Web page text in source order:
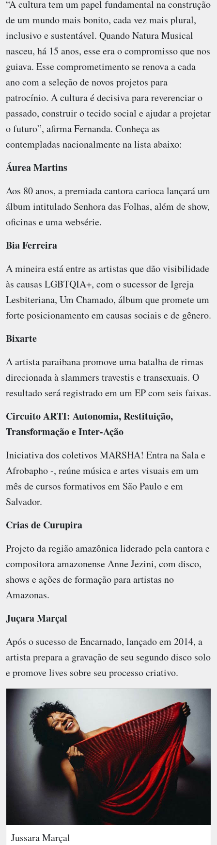
“A cultura tem um papel fundamental na construção
de um mundo mais bonito, cada vez mais plural,
inclusivo e sustentável. Quando Natura Musical
nasceu, há 15 anos, esse era o compromisso que nos
guiava. Esse comprometimento se renova a cada
ano com a seleção de novos projetos para
patrocínio. A cultura é decisiva para reverenciar o
passado, construir o tecido social e ajudar a projetar
o futuro”, afirma Fernanda. Conheça as
contempladas nacionalmente na lista abaixo:
Áurea Martins
Aos 80 anos, a premiada cantora carioca lançará um
álbum intitulado Senhora das Folhas, além de show,
oficinas e uma websérie.
Bia Ferreira
A mineira está entre as artistas que dão visibilidade
às causas LGBTQIA+, com o sucessor de Igreja
Lesbiteriana, Um Chamado, álbum que promete um
forte posicionamento em causas sociais e de gênero.
Bixarte
A artista paraibana promove uma batalha de rimas
direcionada à slammers travestis e transexuais. O
resultado será registrado em um EP com seis faixas.
Circuito ARTI: Autonomia, Restituição,
Transformação e Inter-Ação
Iniciativa dos coletivos MARSHA! Entra na Sala e
Afrobapho -, reúne música e artes visuais em um
mês de cursos formativos em São Paulo e em
Salvador.
Crias de Curupira
Projeto da região amazônica liderado pela cantora e
compositora amazonense Anne Jezini, com disco,
shows e ações de formação para artistas no
Amazonas.
Juçara Marçal
Após o sucesso de Encarnado, lançado em 2014, a
artista prepara a gravação de seu segundo disco solo
e promove lives sobre seu processo criativo.
Jussara Marçal